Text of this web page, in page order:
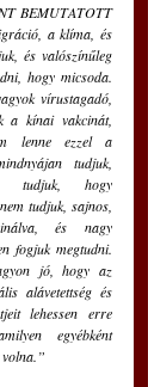
BEMUTATOTT
a klíma, és
és valószínűleg
hogy micsoda.
vírustagadó,
a kínai vakcinát,
lenne ezzel a
tudjuk,
tudjuk, hogy
tudjuk, sajnos,
és nagy
fogjuk megtudni.
jó, hogy az
alávetettség és
lehessen erre
egyébként
volna.”